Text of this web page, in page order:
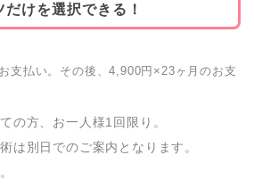
だけを選択できる！
支払い。その後、4,900円×23ヶ月のお支
の方、お一人様1回限り。
は別日でのご案内となります。